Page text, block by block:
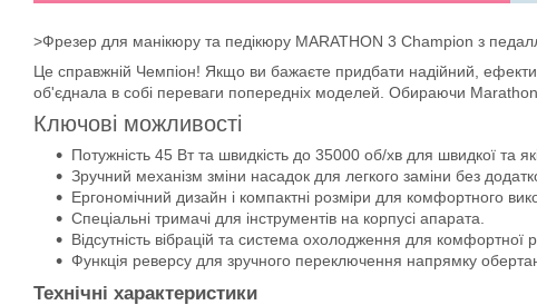
>Фрезер для манікюру та педікюру MARATHON 3 Champion з
Це справжній Чемпіон! Якщо ви бажаєте придбати надійний,
об'єднала в собі переваги попередніх моделей. Обираючи
Ключові можливості
Потужність 45 Вт та швидкість до 35000 об/хв для швидкої та
Зручний механізм зміни насадок для легкого заміни без
Ергономічний дизайн і компактні розміри для комфортного
Спеціальні тримачі для інструментів на корпусі апарата.
Відсутність вібрацій та система охолодження для комфортної
Функція реверсу для зручного переключення напрямку
Технічні характеристики